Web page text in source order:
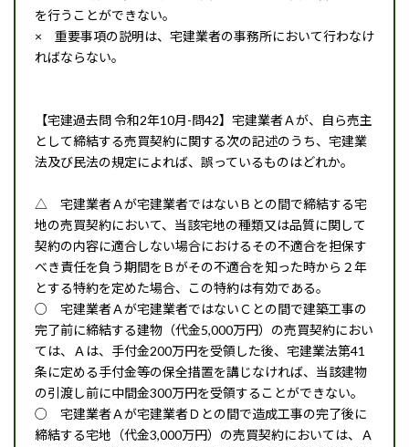
を行うことができない。
× 重要事項の説明は、宅建業者の事務所において行わなけ
ればならない。
【宅建過去問 令和2年10月-問42】宅建業者Ａが、自ら売主
として締結する売買契約に関する次の記述のうち、宅建業
法及び民法の規定によれば、誤っているものはどれか。
△ 宅建業者Ａが宅建業者ではないＢとの間で締結する宅
地の売買契約において、当該宅地の種類又は品質に関して
契約の内容に適合しない場合におけるその不適合を担保す
べき責任を負う期間をＢがその不適合を知った時から２年
とする特約を定めた場合、この特約は有効である。
○ 宅建業者Ａが宅建業者ではないＣとの間で建築工事の
完了前に締結する建物（代金5,000万円）の売買契約におい
ては、Ａは、手付金200万円を受領した後、宅建業法第41
条に定める手付金等の保全措置を講じなければ、当該建物
の引渡し前に中間金300万円を受領することができない。
○ 宅建業者Ａが宅建業者Ｄとの間で造成工事の完了後に
締結する宅地（代金3,000万円）の売買契約においては、Ａ